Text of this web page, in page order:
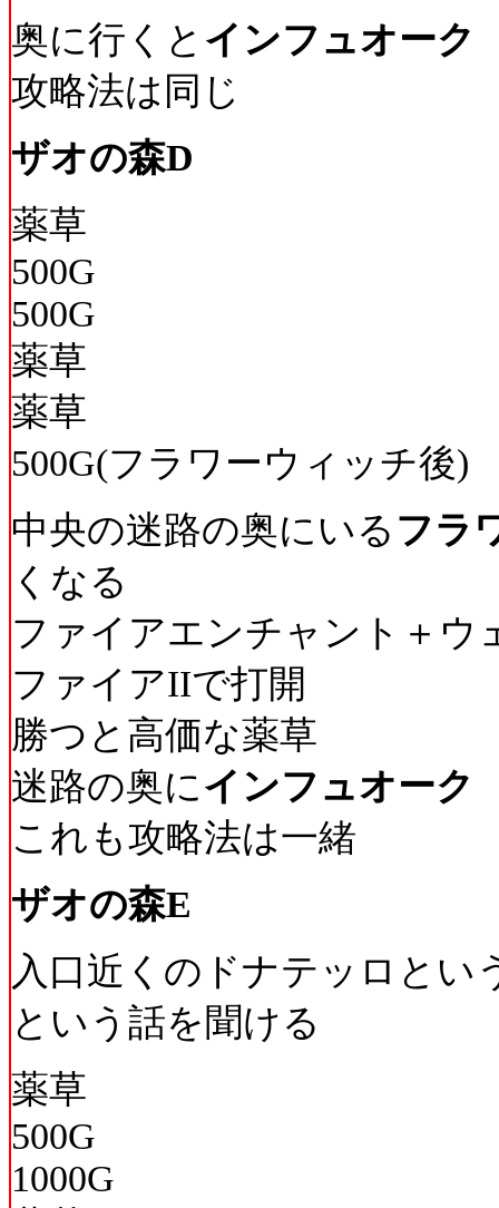
奥に行くと インフュオーク
攻略法は同じ
ザオの森D
薬草
500G
500G
薬草
薬草
500G(フラワーウィッチ後)
中央の迷路の奥にいる フラ
くなる
ファイアエンチャント＋
ファイアIIで打開
勝つと高価な薬草
迷路の奥にインフュオーク
これも攻略法は一緒
ザオの森E
入口近くのドナテッロとい
という話を聞ける
薬草
500G
1000G